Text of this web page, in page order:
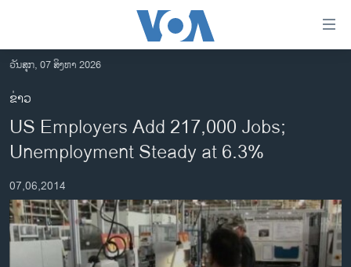
ເຂົ້າ
ຫາ
ຂ້າມ
ຂ້າມ
ຂ້າມ
ຫາ
ຊອກ
ຄົ້ນ
ອາເມຣິກາ
ການເລືອກຕັ້ງ ປະທານາທີບໍດີ ສະຫະລັດ 2024
ຂ່າວ​ຈີນ
ໂລກ
ວັນສຸກ, 07 ສິງຫາ 2026
ຂ່າວ
US Employers Add 217,000 Jobs;
Unemployment Steady at 6.3%
07,06,2014